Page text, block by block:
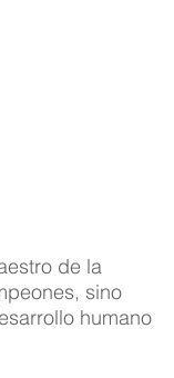
de la
sino
humano